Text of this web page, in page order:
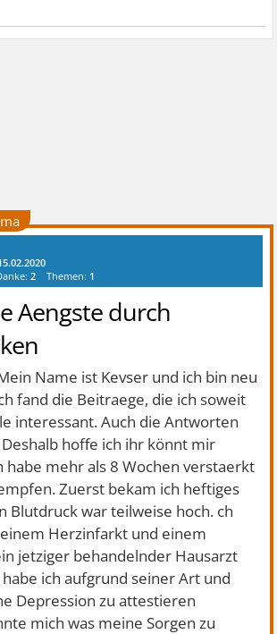
2 Themen: 1
Aengste durch
Name ist Kevser und ich bin neu
fand die Beitraege, die ich soweit
interessant. Auch die Antworten
hoffe ich ihr könnt mir
habe mehr als 8 Wochen verstaerkt
Zuerst bekam ich heftiges
Blutdruck war teilweise hoch. ch
Herzinfarkt und einem
jetziger behandelnder Hausarzt
ich aufgrund seiner Art und
Depression zu attestieren
mich was meine Sorgen zu